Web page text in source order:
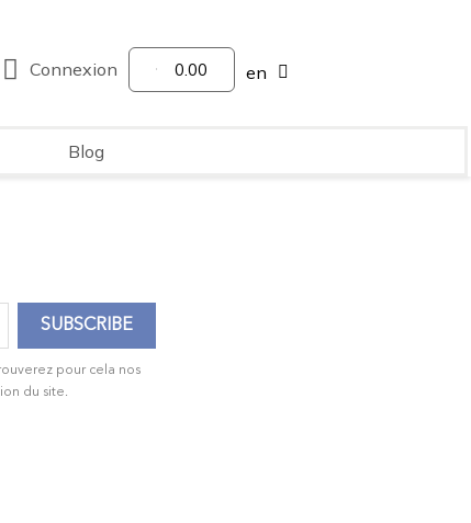
Connexion 0.00 en
Blog
pour cela nos
du site.